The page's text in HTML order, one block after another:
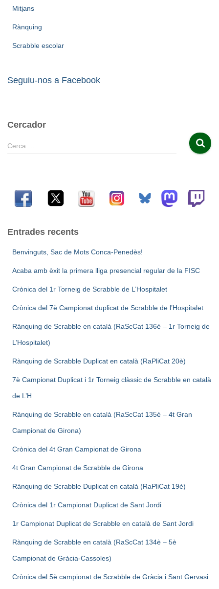
Mitjans
Rànquing
Scrabble escolar
Seguiu-nos a Facebook
Cercador
C
e
Cerca …
Entrades recents
Benvinguts, Sac de Mots Conca-Penedès!
Acaba amb èxit la primera lliga presencial regular de la FISC
Crònica del 1r Torneig de Scrabble de L’Hospitalet
Crònica del 7è Campionat duplicat de Scrabble de l’Hospitalet
Rànquing de Scrabble en català (RaScCat 136è – 1r Torneig de
L’Hospitalet)
Rànquing de Scrabble Duplicat en català (RaPliCat 20è)
7è Campionat Duplicat i 1r Torneig clàssic de Scrabble en català
de L’H
Rànquing de Scrabble en català (RaScCat 135è – 4t Gran
Campionat de Girona)
Crònica del 4t Gran Campionat de Girona
4t Gran Campionat de Scrabble de Girona
Rànquing de Scrabble Duplicat en català (RaPliCat 19è)
Crònica del 1r Campionat Duplicat de Sant Jordi
1r Campionat Duplicat de Scrabble en català de Sant Jordi
Rànquing de Scrabble en català (RaScCat 134è – 5è
Campionat de Gràcia-Cassoles)
Crònica del 5è campionat de Scrabble de Gràcia i Sant Gervasi